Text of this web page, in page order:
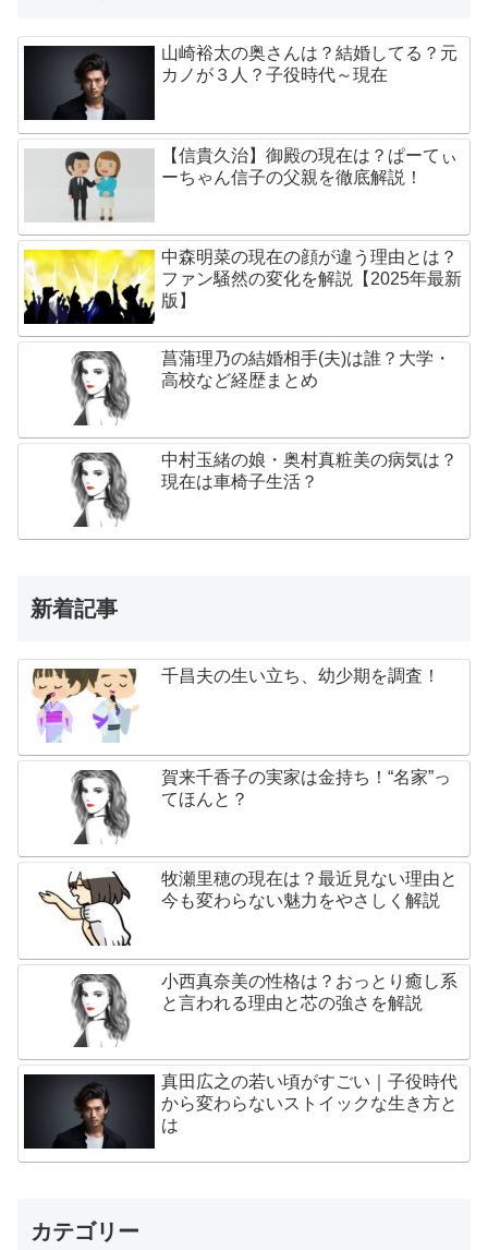
山崎裕太の奥さんは？結婚してる？元
カノが３人？子役時代～現在
【信貴久治】御殿の現在は？ぱーてぃ
ーちゃん信子の父親を徹底解説！
中森明菜の現在の顔が違う理由とは？
ファン騒然の変化を解説【2025年最新
版】
菖蒲理乃の結婚相手(夫)は誰？大学・
高校など経歴まとめ
中村玉緒の娘・奥村真粧美の病気は？
現在は車椅子生活？
新着記事
千昌夫の生い立ち、幼少期を調査！
賀来千香子の実家は金持ち！“名家”っ
てほんと？
牧瀬里穂の現在は？最近見ない理由と
今も変わらない魅力をやさしく解説
小西真奈美の性格は？おっとり癒し系
と言われる理由と芯の強さを解説
真田広之の若い頃がすごい｜子役時代
から変わらないストイックな生き方と
は
カテゴリー